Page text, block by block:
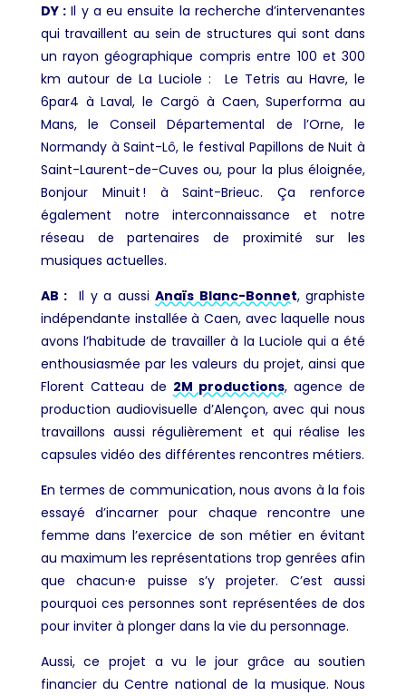
DY : Il y a eu ensuite la recherche d’intervenantes
qui travaillent au sein de structures qui sont dans
un rayon géographique compris entre 100 et 300
km autour de La Luciole : Le Tetris au Havre, le
6par4 à Laval, le Cargö à Caen, Superforma au
Mans, le Conseil Départemental de l’Orne, le
Normandy à Saint-Lô, le festival Papillons de Nuit à
Saint-Laurent-de-Cuves ou, pour la plus éloignée,
Bonjour Minuit ! à Saint-Brieuc. Ça renforce
également notre interconnaissance et notre
réseau de partenaires de proximité sur les
musiques actuelles.
AB : Il y a aussiAnaïs Blanc-Bonnet, graphiste
indépendante installée à Caen, avec laquelle nous
avons l’habitude de travailler à la Luciole qui a été
enthousiasmée par les valeurs du projet, ainsi que
Florent Catteau de 2M productions, agence de
production audiovisuelle d’Alençon, avec qui nous
travaillons aussi régulièrement et qui réalise les
capsules vidéo des différentes rencontres métiers.
En termes de communication, nous avons à la fois
essayé d’incarner pour chaque rencontre une
femme dans l’exercice de son métier en évitant
au maximum les représentations trop genrées afin
que chacun·e puisse s’y projeter. C’est aussi
pourquoi ces personnes sont représentées de dos
pour inviter à plonger dans la vie du personnage.
Aussi, ce projet a vu le jour grâce au soutien
financier du Centre national de la musique. Nous